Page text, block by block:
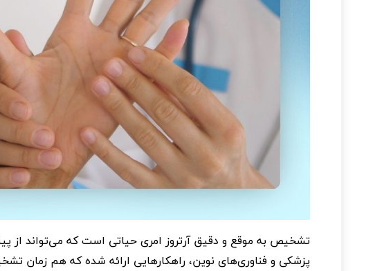
تشخیص به موقع و دقیق آرتروز امری حیاتی است که می‌تواند از
پزشکی و فناوری‌های نوین، راهکارهایی ارائه شده که هم زمان